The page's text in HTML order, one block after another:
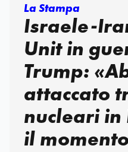
La Stampa
Israele-
Unit in
Trump:
attaccato
nucleari in
il